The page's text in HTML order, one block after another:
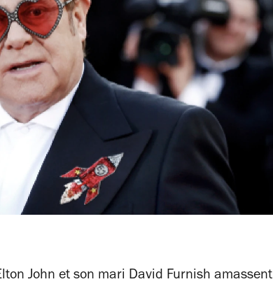
John et son mari David Furnish amassent